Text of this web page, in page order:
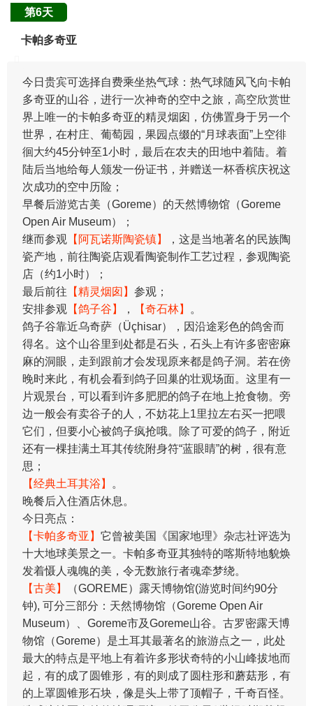
第6天
卡帕多奇亚
今日贵宾可选择自费乘坐热气球：热气球随风飞向卡帕
多奇亚的山谷，进行一次神奇的空中之旅，高空欣赏世
界上唯一的卡帕多奇亚的精灵烟囱，仿佛置身于另一个
世界，在村庄、葡萄园，果园点缀的“月球表面”上空徘
徊大约45分钟至1小时，最后在农夫的田地中着陆。着
陆后当地给每人颁发一份证书，并赠送一杯香槟庆祝这
次成功的空中历险；
早餐后游览古美（Goreme）的天然博物馆（Goreme
Open Air Museum）；
继而参观 【阿瓦诺斯陶瓷镇】
，这是当地著名的民族陶
瓷产地，前往陶瓷店观看陶瓷制作工艺过程，参观陶瓷
店（约1小时）；
最后前往 【精灵烟囱】 参观；
安排参观 【鸽子谷】 ， 【奇石林】
。
鸽子谷靠近乌奇萨（Üçhisar），因沿途彩色的鸽舍而
得名。这个山谷里到处都是石头，石头上有许多密密麻
麻的洞眼，走到跟前才会发现原来都是鸽子洞。若在傍
晚时来此，有机会看到鸽子回巢的壮观场面。这里有一
片观景台，可以看到许多肥肥的鸽子在地上抢食物。旁
边一般会有卖谷子的人，不妨花上1里拉左右买一把喂
它们，但要小心被鸽子疯抢哦。除了可爱的鸽子，附近
还有一棵挂满土耳其传统附身符“蓝眼睛”的树，很有意
思；
【经典土耳其浴】
。
晚餐后入住酒店休息。
今日亮点：
【卡帕多奇亚】 它曾被美国《国家地理》杂志社评选为
十大地球美景之一。卡帕多奇亚其独特的喀斯特地貌焕
发着慑人魂魄的美，令无数旅行者魂牵梦绕。
【古美】
（GOREME）露天博物馆(游览时间约90分
钟), 可分三部分：天然博物馆（Goreme Open Air
Museum）、Goreme市及Goreme山谷。古罗密露天博
物馆（Goreme）是土耳其最著名的旅游点之一，此处
最大的特点是平地上有着许多形状奇特的小山峰拔地而
起，有的成了圆锥形，有的则成了圆柱形和蘑菇形，有
的上罩圆锥形石块，像是头上带了顶帽子，千奇百怪。